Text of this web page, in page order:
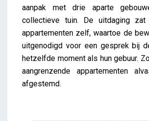
aanpak met drie aparte
collectieve tuin. De uitdaging
appartementen zelf, waartoe de
uitgenodigd voor een gesprek bij
hetzelfde moment als hun gebuur.
aangrenzende appartementen
afgestemd.